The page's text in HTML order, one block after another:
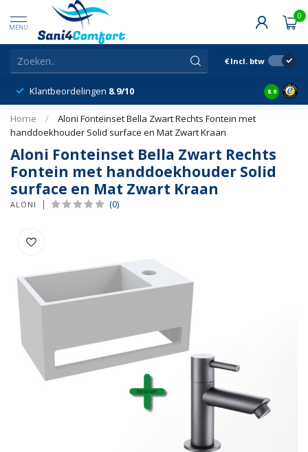
MENU
0
€ Incl. btw
Klantbeordelingen 8.9/10 8.9
Home /
Aloni Fonteinset Bella Zwart Rechts Fontein met
handdoekhouder Solid surface en Mat Zwart Kraan
Aloni Fonteinset Bella Zwart Rechts
Fontein met handdoekhouder Solid
surface en Mat Zwart Kraan
ALONI (0)